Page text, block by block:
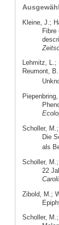
Kleine, J.;
Fibre
Lehmitz,
Reumont,
Scholler,
Die
als
Scholler,
22
Zibold, M.;
Scholler,